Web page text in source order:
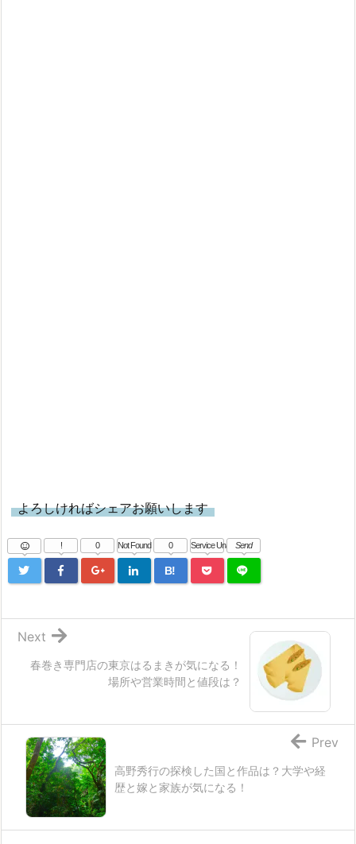
よろしければシェアお願いします
! 0 Not Found
B!
0 Service Una Send
春巻き専門店の東京はるまきが気になる！
場所や営業時間と値段は？
Next
高野秀行の探検した国と作品は？大学や経
歴と嫁と家族が気になる！
Prev